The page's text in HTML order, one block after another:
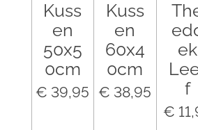
Kuss
en
50x5
0cm
€ 39,95
Kuss
en
60x4
0cm
€ 38,95
ek
f
€